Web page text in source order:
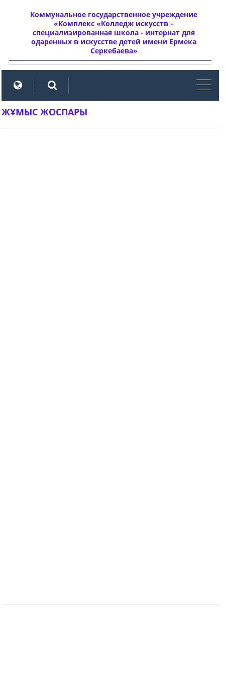
Коммунальное государственное учреждение
«Комплекс «Колледж искусств –
специализированная школа - интернат для
одаренных в искусстве детей имени Ермека
Серкебаева»
ЖҰМЫС ЖОСПАРЫ